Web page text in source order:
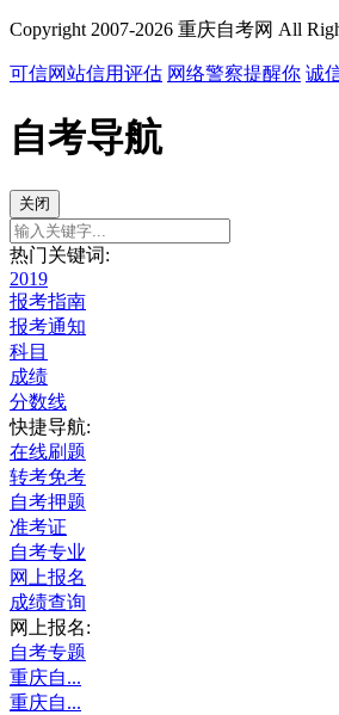
Copyright 2007-2026 重庆自考网 All
可信网站信用评估 网络警察提醒你 诚
自考导航
关闭
热门关键词:
2019
报考指南
报考通知
科目
成绩
分数线
快捷导航:
在线刷题
转考免考
自考押题
准考证
自考专业
网上报名
成绩查询
网上报名:
自考专题
重庆自...
重庆自...